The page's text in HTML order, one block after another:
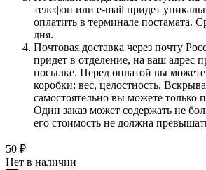
телефон или e-mail придет
оплатить в терминале постамата.
дня.
Почтовая доставка через почту
придет в отделение, на ваш адрес
посылке. Перед оплатой вы можете
коробки: вес, целостность.
самостоятельно вы можете только
Один заказ может содержать не
его стоимость не должна
50 ₽
Нет в наличии